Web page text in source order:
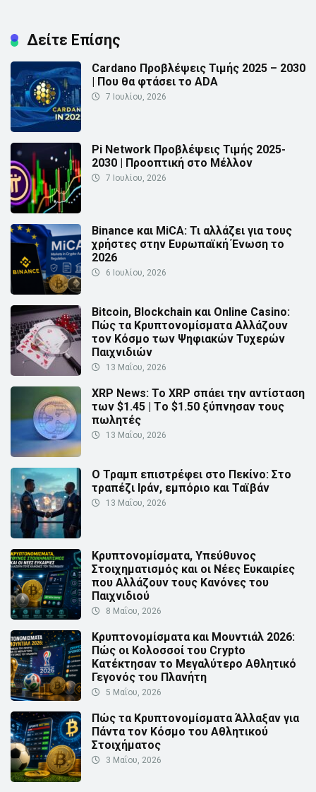
Δείτε Επίσης
Cardano Προβλέψεις Τιμής 2025 – 2030
| Που θα φτάσει το ADA
7 Ιουλίου, 2026
Pi Network Προβλέψεις Τιμής 2025-
2030 | Προοπτική στο Μέλλον
7 Ιουλίου, 2026
Binance και MiCA: Τι αλλάζει για τους
χρήστες στην Ευρωπαϊκή Ένωση το
2026
6 Ιουλίου, 2026
Bitcoin, Blockchain και Online Casino:
Πώς τα Κρυπτονομίσματα Αλλάζουν
τον Κόσμο των Ψηφιακών Τυχερών
Παιχνιδιών
13 Μαΐου, 2026
XRP News: Το XRP σπάει την αντίσταση
των $1.45 | Τo $1.50 ξύπνησαν τους
πωλητές
13 Μαΐου, 2026
Ο Τραμπ επιστρέφει στο Πεκίνο: Στο
τραπέζι Ιράν, εμπόριο και Ταϊβάν
13 Μαΐου, 2026
Κρυπτονομίσματα, Υπεύθυνος
Στοιχηματισμός και οι Νέες Ευκαιρίες
που Αλλάζουν τους Κανόνες του
Παιχνιδιού
8 Μαΐου, 2026
Κρυπτονομίσματα και Μουντιάλ 2026:
Πώς οι Κολοσσοί του Crypto
Κατέκτησαν το Μεγαλύτερο Αθλητικό
Γεγονός του Πλανήτη
5 Μαΐου, 2026
Πώς τα Κρυπτονομίσματα Άλλαξαν για
Πάντα τον Κόσμο του Αθλητικού
Στοιχήματος
3 Μαΐου, 2026